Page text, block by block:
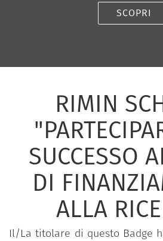
SCOPRI
RIMIN
SUCCESSO
DI
ALLA
Il/La titolare di questo Badge